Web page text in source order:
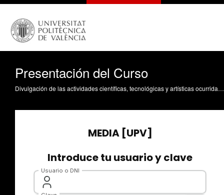
Presentación del Curso
Divulgación de las actividades científicas, tecnológicas y artísticas ocurridas en los tres campus de la UPV